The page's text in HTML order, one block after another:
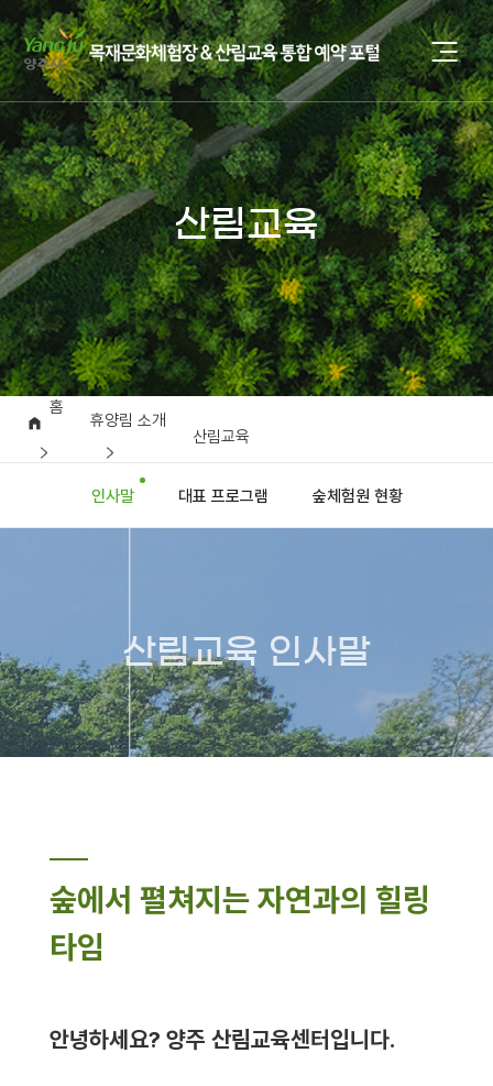
산림교육
홈
휴양림 소개
산림교육
인사말 대표 프로그램 숲체험원 현황
산림교육 인사말
숲에서 펼쳐지는 자연과의 힐링
타임
안녕하세요? 양주 산림교육센터입니다.